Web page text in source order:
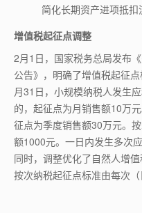
简化长期资产进项抵扣
增值税起征点调整
2月1日，国家税务总局发布
公告》，明确了增值税起征
月31日，小规模纳税人发生
的，起征点为月销售额10万
征点为季度销售额30万元。
额1000元。一日内发生多次
同时，调整优化了自然人增
按次纳税起征点标准由每次